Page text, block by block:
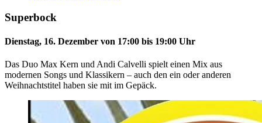
Superbock
Dienstag, 16. Dezember von 17:00 bis 19:00 Uhr
Das Duo Max Kern und Andi Calvelli spielt einen Mix aus
modernen Songs und Klassikern – auch den ein oder anderen
Weihnachtstitel haben sie mit im Gepäck.